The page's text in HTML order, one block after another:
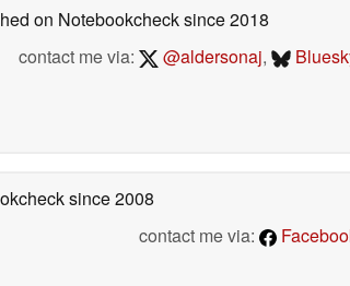
on Notebookchecksince 2018
contact me via:
@aldersonaj,
since 2008
contact me via: